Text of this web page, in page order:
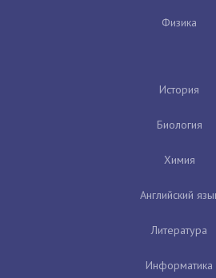
Физика
История
Биология
Химия
Английский
Литература
Информатика